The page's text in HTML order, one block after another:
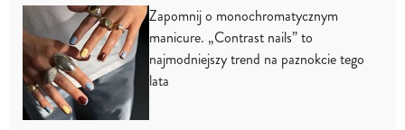
Zapomnij o monochromatycznym
manicure. „Contrast nails” to
najmodniejszy trend na paznokcie tego
lata